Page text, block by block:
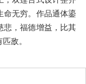
命无穷。作品通体鎏
悲，福德增益，比其
敌。